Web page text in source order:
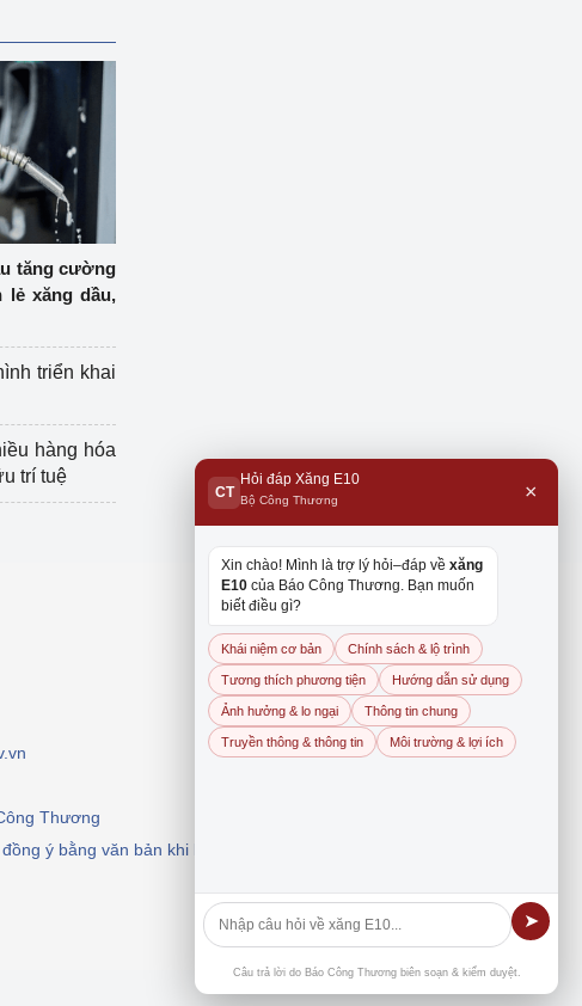
tăng cường
lẻ xăng dầu,
triển khai
hàng hóa
trí tuệ
Thương
ý bằng văn bản khi khai thác, dẫn nguồn.
CT
Hỏi đáp Xăng E10
Bộ Công Thương ×
Xin chào! Mình là trợ lý hỏi–đáp về xăng
E10 của Báo Công Thương. Bạn muốn
biết điều gì?
Khái niệm cơ bản Chính sách & lộ trình
Tương thích phương tiện Hướng dẫn sử dụng
Ảnh hưởng & lo ngại Thông tin chung
Truyền thông & thông tin Môi trường & lợi ích
➤
Câu trả lời do Báo Công Thương biên soạn & kiểm duyệt.